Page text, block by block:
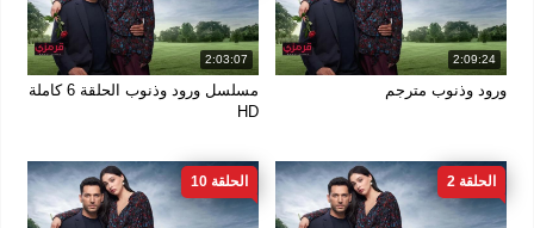
2:09:24
ورود وذنوب مترجم
2:03:07
مسلسل ورود وذنوب الحلقة 6 كاملة
HD
الحلقة 2 الحلقة 10